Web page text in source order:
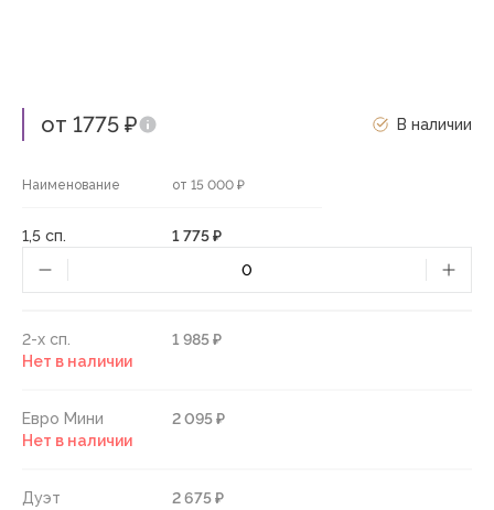
от 1775 ₽ В наличии
Наименование от 15 000 ₽
1,5 сп. 1 775 ₽
2-х сп.
1 985 ₽
Нет в наличии
Евро Мини
2 095 ₽
Нет в наличии
Дуэт
2 675 ₽